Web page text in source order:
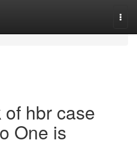
hbr case
One is